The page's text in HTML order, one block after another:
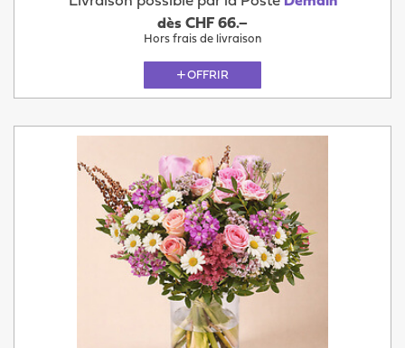
dès CHF 66.–
Hors frais de livraison
OFFRIR